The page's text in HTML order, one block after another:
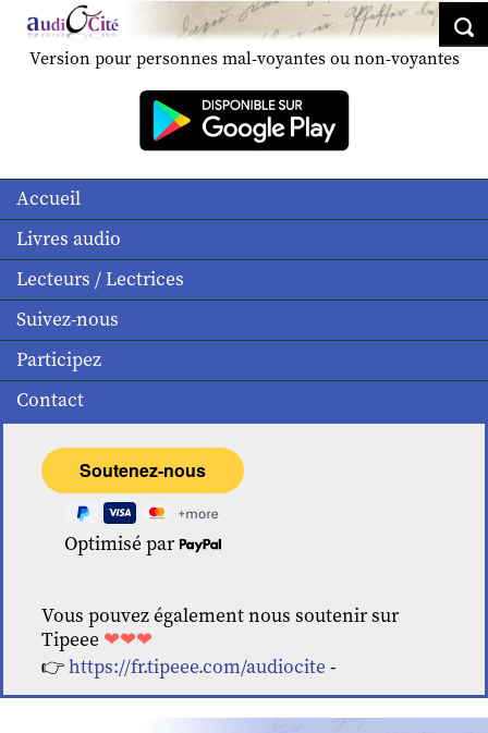
Version pour personnes mal-voyantes ou non-voyantes
Accueil
Livres audio
Lecteurs / Lectrices
Suivez-nous
Participez
Contact
Optimisé par
Vous pouvez également nous soutenir sur
Tipeee ❤❤❤
👉https://fr.tipeee.com/audiocite -